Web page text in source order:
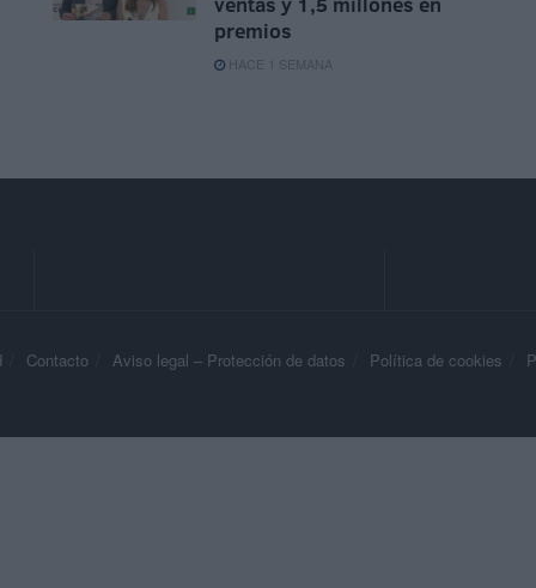
premios
HACE 1 SEMANA
Contacto Aviso legal – Protección de datos Política de cookies